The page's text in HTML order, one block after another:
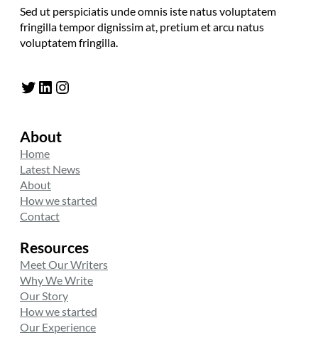
Sed ut perspiciatis unde omnis iste natus voluptatem
fringilla tempor dignissim at, pretium et arcu natus
voluptatem fringilla.
Twitter LinkedIn Instagram
About
Home
Latest News
About
How we started
Contact
Resources
Meet Our Writers
Why We Write
Our Story
How we started
Our Experience